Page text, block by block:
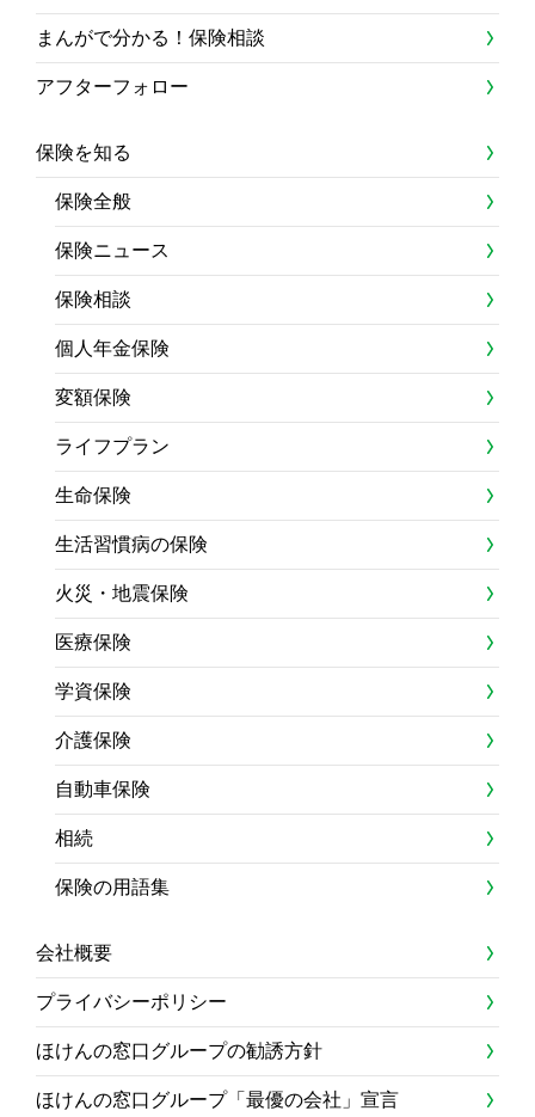
まんがで分かる！保険相談
アフターフォロー
保険を知る
保険全般
保険ニュース
保険相談
個人年金保険
変額保険
ライフプラン
生命保険
生活習慣病の保険
火災・地震保険
医療保険
学資保険
介護保険
自動車保険
相続
保険の用語集
会社概要
プライバシーポリシー
ほけんの窓口グループの勧誘方針
ほけんの窓口グループ「最優の会社」宣言